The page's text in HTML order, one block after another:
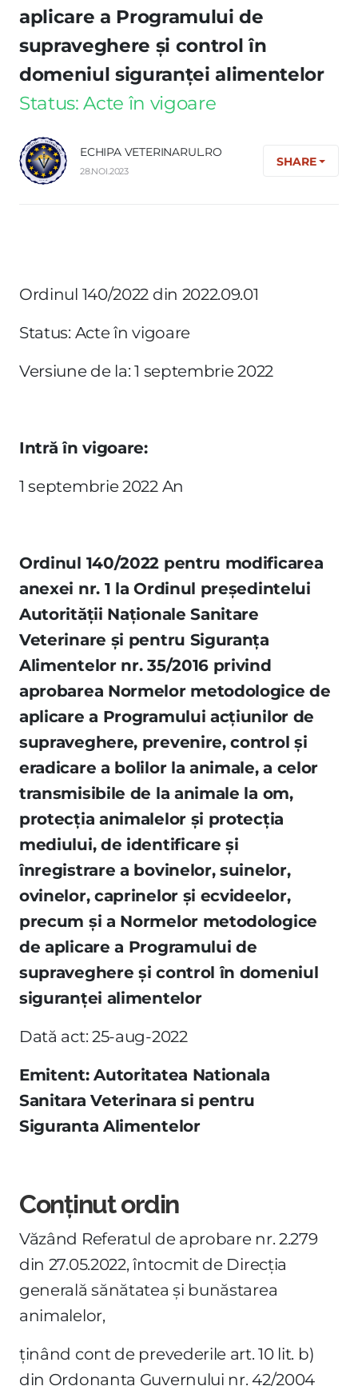
aplicare a Programului de
supraveghere şi control în
domeniul siguranţei alimentelor
Status: Acte în vigoare
ECHIPA VETERINARUL.RO
28.NOI.2023
SHARE
Ordinul 140/2022 din 2022.09.01
Status: Acte în vigoare
Versiune de la: 1 septembrie 2022
Intră în vigoare:
1 septembrie 2022 An
Ordinul 140/2022 pentru modificarea
anexei nr. 1 la Ordinul preşedintelui
Autorităţii Naţionale Sanitare
Veterinare şi pentru Siguranţa
Alimentelor nr. 35/2016 privind
aprobarea Normelor metodologice de
aplicare a Programului acţiunilor de
supraveghere, prevenire, control şi
eradicare a bolilor la animale, a celor
transmisibile de la animale la om,
protecţia animalelor şi protecţia
mediului, de identificare şi
înregistrare a bovinelor, suinelor,
ovinelor, caprinelor şi ecvideelor,
precum şi a Normelor metodologice
de aplicare a Programului de
supraveghere şi control în domeniul
siguranţei alimentelor
Dată act: 25-aug-2022
Emitent: Autoritatea Nationala
Sanitara Veterinara si pentru
Siguranta Alimentelor
Conținut ordin
Văzând Referatul de aprobare nr. 2.279
din 27.05.2022, întocmit de Direcţia
generală sănătatea şi bunăstarea
animalelor,
ţinând cont de prevederile art. 10 lit. b)
din Ordonanţa Guvernului nr. 42/2004